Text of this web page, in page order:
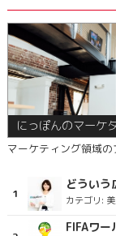
にっぽんのマーケ
マーケティング領域
どういう
カテゴリ:
FIFAワ